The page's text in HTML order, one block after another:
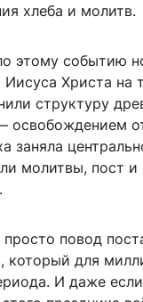
хлеба и молитв.
этому событию
Христа на
структуру
заняла
молитвы, пост
повод
который для
И даже